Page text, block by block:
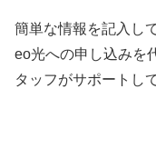
簡単な情報を記入し
eo光への申し込みを
タッフがサポートし